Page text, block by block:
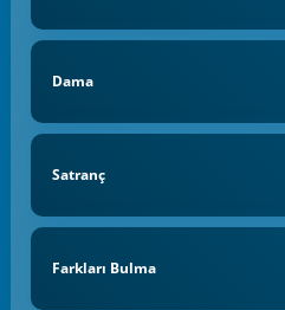
Dama
Satranç
Farkları Bulma